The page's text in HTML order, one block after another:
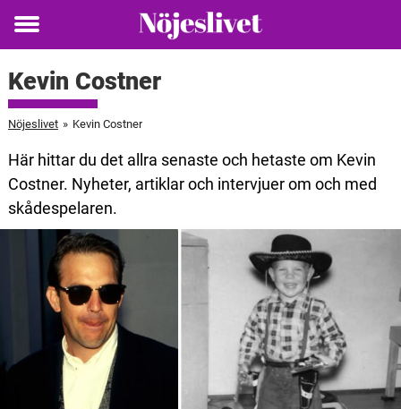
Toggle
Kevin Costner
Nöjeslivet » Kevin Costner
Här hittar du det allra senaste och hetaste om Kevin
Costner. Nyheter, artiklar och intervjuer om och med
skådespelaren.